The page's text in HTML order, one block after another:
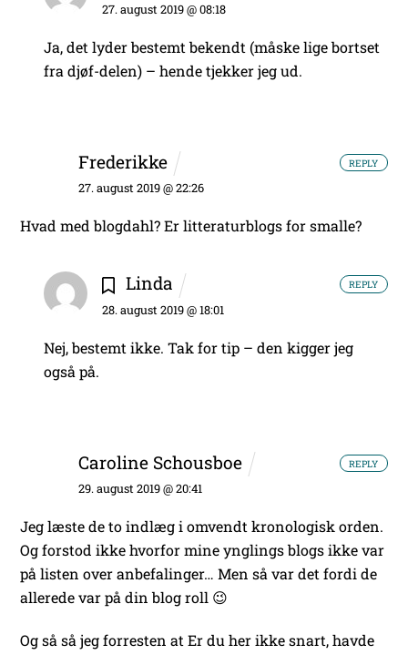
27. august 2019 @ 08:18
Ja, det lyder bestemt bekendt (måske lige bortset
fra djøf-delen) – hende tjekker jeg ud.
Frederikke
27. august 2019 @ 22:26
Hvad med blogdahl? Er litteraturblogs for smalle?
REPLY
Linda
28. august 2019 @ 18:01
Nej, bestemt ikke. Tak for tip – den kigger jeg
også på.
REPLY
Caroline Schousboe
29. august 2019 @ 20:41
Jeg læste de to indlæg i omvendt kronologisk orden.
Og forstod ikke hvorfor mine ynglings blogs ikke var
på listen over anbefalinger… Men så var det fordi de
allerede var på din blog roll 😉
Og så så jeg forresten at Er du her ikke snart, havde
REPLY